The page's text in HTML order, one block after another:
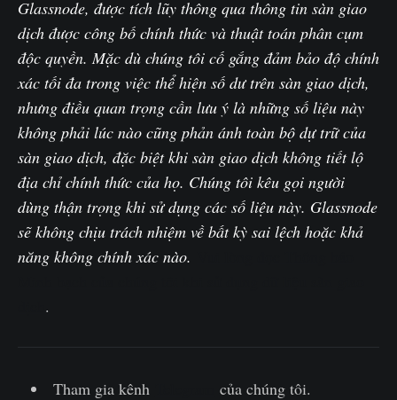
Glassnode, được tích lũy thông qua thông tin sàn giao
dịch được công bố chính thức và thuật toán phân cụm
độc quyền. Mặc dù chúng tôi cố gắng đảm bảo độ chính
xác tối đa trong việc thể hiện số dư trên sàn giao dịch,
nhưng điều quan trọng cần lưu ý là những số liệu này
không phải lúc nào cũng phản ánh toàn bộ dự trữ của
sàn giao dịch, đặc biệt khi sàn giao dịch không tiết lộ
địa chỉ chính thức của họ. Chúng tôi kêu gọi người
dùng thận trọng khi sử dụng các số liệu này. Glassnode
sẽ không chịu trách nhiệm về bất kỳ sai lệch hoặc khả
năng không chính xác nào.
.
Tham gia kênh
của chúng tôi.